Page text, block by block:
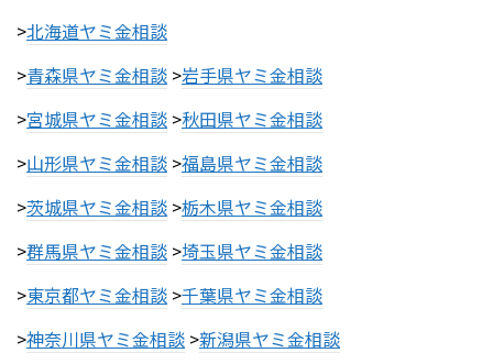
>北海道ヤミ金相談
>青森県ヤミ金相談 >岩手県ヤミ金相談
>宮城県ヤミ金相談 >秋田県ヤミ金相談
>山形県ヤミ金相談 >福島県ヤミ金相談
>茨城県ヤミ金相談 >栃木県ヤミ金相談
>群馬県ヤミ金相談 >埼玉県ヤミ金相談
>東京都ヤミ金相談 >千葉県ヤミ金相談
>神奈川県ヤミ金相談 >新潟県ヤミ金相談